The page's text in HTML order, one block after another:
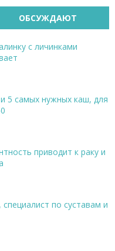
ОБСУЖДАЮТ
с личинками
5 самых нужных каш, для
приводит к раку и
по суставам и